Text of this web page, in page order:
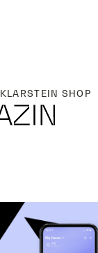
KLARSTEIN SHOP